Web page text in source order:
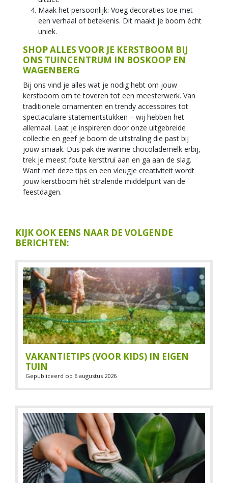
Maak het persoonlijk: Voeg decoraties toe met
een verhaal of betekenis. Dit maakt je boom écht
uniek.
SHOP ALLES VOOR JE KERSTBOOM BIJ
ONS TUINCENTRUM IN BOSKOOP EN
WAGENBERG
Bij ons vind je alles wat je nodig hebt om jouw
kerstboom om te toveren tot een meesterwerk. Van
traditionele ornamenten en trendy accessoires tot
spectaculaire statementstukken – wij hebben het
allemaal. Laat je inspireren door onze uitgebreide
collectie en geef je boom de uitstraling die past bij
jouw smaak. Dus pak die warme chocolademelk erbij,
trek je meest foute kersttrui aan en ga aan de slag.
Want met deze tips en een vleugje creativiteit wordt
jouw kerstboom hét stralende middelpunt van de
feestdagen.
KIJK OOK EENS NAAR DE VOLGENDE
BERICHTEN:
VAKANTIETIPS (VOOR KIDS) IN EIGEN
TUIN
Gepubliceerd op 6 augustus 2026